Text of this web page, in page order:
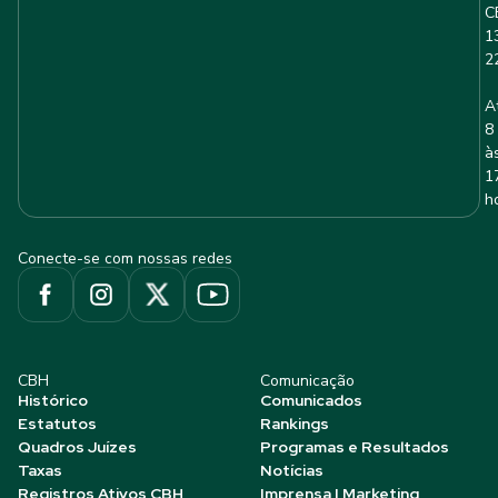
8
Conecte-se com nossas redes
CBH
Histórico
Estatutos
Quadros Juízes
Taxas
Registros Ativos CBH
Comunicação
Comunicados
Rankings
Programas e Resultados
Notícias
Imprensa | Marketing